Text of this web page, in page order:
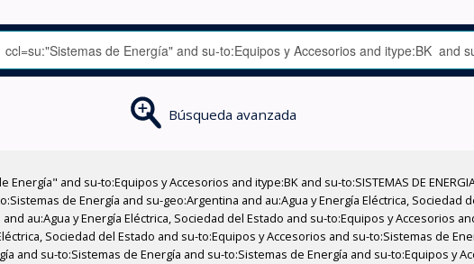
Búsqueda avanzada
and su-to:Equipos y Accesorios and itype:BK and su-to:SISTEMAS DE
de Energía and su-geo:Argentina and au:Agua y Energía Eléctrica, Sociedad
au:Agua y Energía Eléctrica, Sociedad del Estado and su-to:Equipos y Accesorios
Sociedad del Estado and su-to:Equipos y Accesorios and su-to:Sistemas de
and su-to:Sistemas de Energía and su-to:Sistemas de Energía and su-to:Equipos y